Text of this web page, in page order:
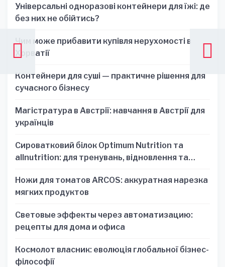
Універсальні одноразові контейнери для їжі: де
без них не обійтись?
Чим може прибавити купівля нерухомості в
Хорватії
Контейнери для суші — практичне рішення для
сучасного бізнесу
Магістратура в Австрії: навчання в Австрії для
українців
Сироватковий білок Optimum Nutrition та
allnutrition: для тренувань, відновлення та
Ножи для томатов ARCOS: аккуратная нарезка
мягких продуктов
Световые эффекты через автоматизацию:
рецепты для дома и офиса
Космолот власник: еволюція глобальної бізнес-
філософії